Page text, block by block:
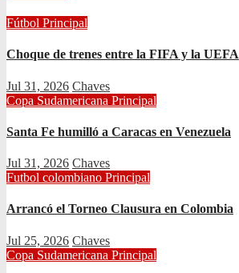
Fútbol Principal
Choque de trenes entre la FIFA y la UEFA
Jul 31, 2026 Chaves
Copa Sudamericana Principal
Santa Fe humilló a Caracas en Venezuela
Jul 31, 2026 Chaves
Futbol colombiano Principal
Arrancó el Torneo Clausura en Colombia
Jul 25, 2026 Chaves
Copa Sudamericana Principal